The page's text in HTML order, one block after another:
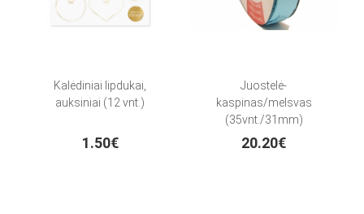
Kalėdiniai lipdukai,
auksiniai (12 vnt.)
1.50€
Juostelė-
kaspinas/melsvas
(35vnt./31mm)
20.20€